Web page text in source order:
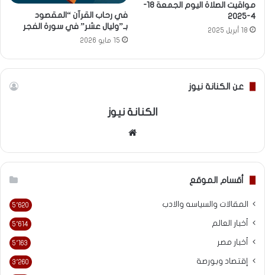
مواقيت الصلاة اليوم الجمعة 18-
4-2025
18 أبريل 2025
في رحاب القرآن “المقصود
بـ”وليال عشر” في سورة الفجر
15 مايو 2026
عن الكنانة نيوز
الكنانة نيوز
أقسام الموقع
المقالات والسياسه والادب 5٬620
أخبار العالم 5٬614
أخبار مصر 5٬163
إقتصاد وبورصة 3٬260